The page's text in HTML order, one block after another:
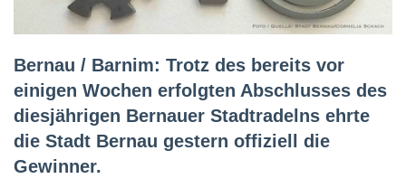
Bernau / Barnim: Trotz des bereits vor
einigen Wochen erfolgten Abschlusses des
diesjährigen Bernauer Stadtradelns ehrte
die Stadt Bernau gestern offiziell die
Gewinner.